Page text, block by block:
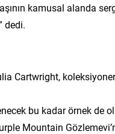
kamusal alanda
dedi.
Cartwright,
bu kadar örnek de
Mountain